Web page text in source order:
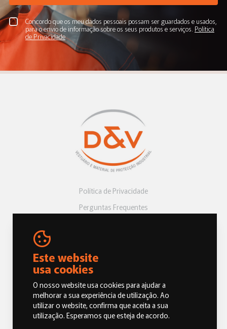
Concordo que os meu dados pessoais possam ser guardados e usados,
para o envio de informação sobre os seus produtos e serviços. Política
de Privacidade
Política de Privacidade
Perguntas Frequentes
© 2026 Dias e Vicentes, Vestuário e Material de Proteção Industrial.
Todos os direitos reservados
Este website
usa cookies
O nosso website usa cookies para ajudar a
melhorar a sua experiência de utilização. Ao
utilizar o website, confirma que aceita a sua
utilização. Esperamos que esteja de acordo.